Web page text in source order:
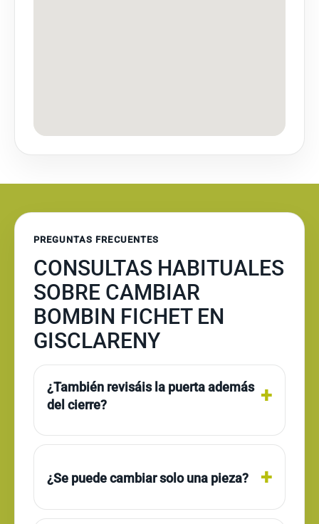
PREGUNTAS FRECUENTES
CONSULTAS HABITUALES
SOBRE CAMBIAR
BOMBIN FICHET EN
GISCLARENY
¿También revisáis la puerta además
del cierre?
¿Se puede cambiar solo una pieza?